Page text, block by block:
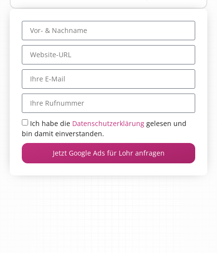
Ich habe die Datenschutzerklärung gelesen und
bin damit einverstanden.
Jetzt Google Ads für Lohr anfragen